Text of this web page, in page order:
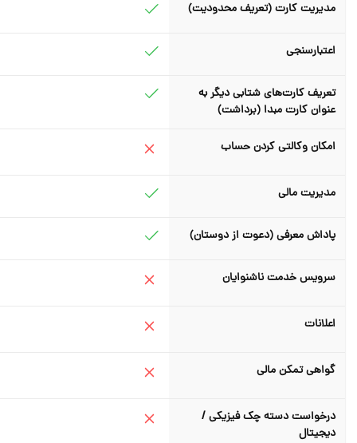
مدیریت کارت (تعریف محدودیت)
اعتبارسنجی
تعریف کارت‌های شتابی دیگر به
عنوان کارت مبدا (برداشت)
امکان وکالتی کردن حساب
مدیریت مالی
پاداش معرفی (دعوت از دوستان)
سرویس خدمت ناشنوایان
اعلانات
گواهی تمکن مالی
درخواست دسته چک فیزیکی /
دیجیتال